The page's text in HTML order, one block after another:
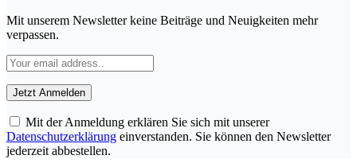
Mit unserem Newsletter keine Beiträge und Neuigkeiten mehr
verpassen.
Mit der Anmeldung erklären Sie sich mit unserer
Datenschutzerklärung einverstanden. Sie können den Newsletter
jederzeit abbestellen.